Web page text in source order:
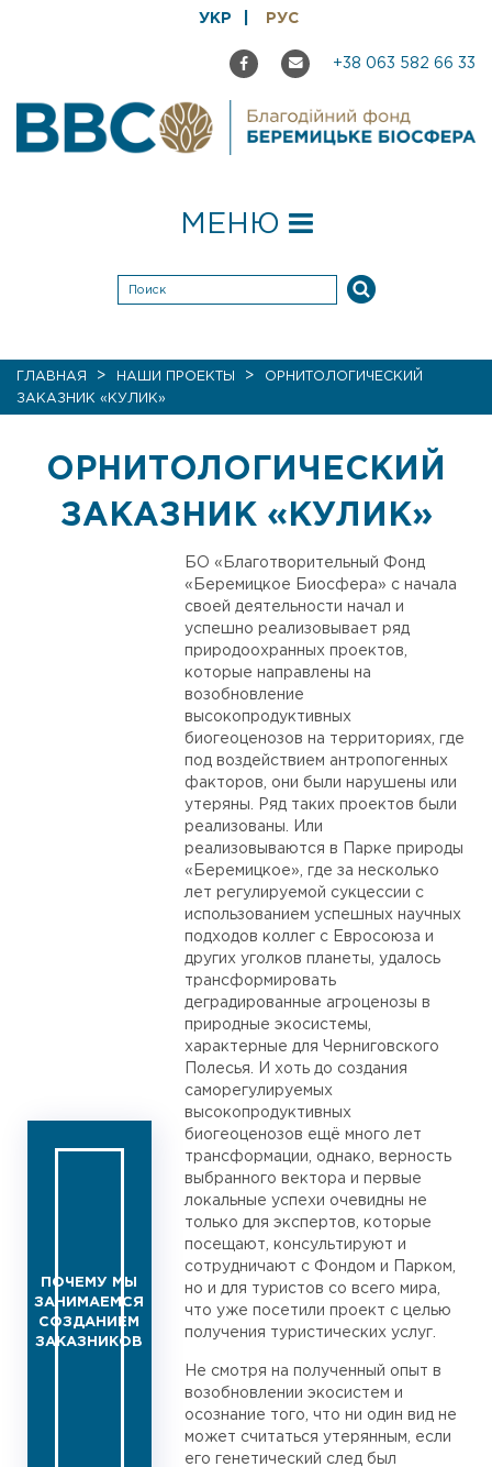
УКР РУС
+38 063 582 66 33
МЕНЮ
ГЛАВНАЯ > НАШИ ПРОЕКТЫ >
ОРНИТОЛОГИЧЕСКИЙ
ЗАКАЗНИК «КУЛИК»
ОРНИТОЛОГИЧЕСКИЙ
ЗАКАЗНИК «КУЛИК»
ПОЧЕМУ МЫ
ЗАНИМАЕМСЯ
СОЗДАНИЕМ
ЗАКАЗНИКОВ
БО «Благотворительный Фонд
«Беремицкое Биосфера» с начала
своей деятельности начал и
успешно реализовывает ряд
природоохранных проектов,
которые направлены на
возобновление
высокопродуктивных
биогеоценозов на территориях, где
под воздействием антропогенных
факторов, они были нарушены или
утеряны. Ряд таких проектов были
реализованы. Или
реализовываются в Парке природы
«Беремицкое», где за несколько
лет регулируемой сукцессии с
использованием успешных научных
подходов коллег с Евросоюза и
других уголков планеты, удалось
трансформировать
деградированные агроценозы в
природные экосистемы,
характерные для Черниговского
Полесья. И хоть до создания
саморегулируемых
высокопродуктивных
биогеоценозов ещё много лет
трансформации, однако, верность
выбранного вектора и первые
локальные успехи очевидны не
только для экспертов, которые
посещают, консультируют и
сотрудничают с Фондом и Парком,
но и для туристов со всего мира,
что уже посетили проект с целью
получения туристических услуг.
Не смотря на полученный опыт в
возобновлении экосистем и
осознание того, что ни один вид не
может считаться утерянным, если
его генетический след был